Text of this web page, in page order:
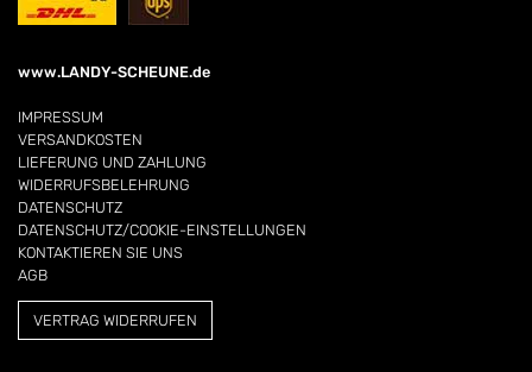
www.LANDY-SCHEUNE.de
IMPRESSUM
VERSANDKOSTEN
LIEFERUNG UND ZAHLUNG
WIDERRUFSBELEHRUNG
DATENSCHUTZ
DATENSCHUTZ/COOKIE-EINSTELLUNGEN
KONTAKTIEREN SIE UNS
AGB
VERTRAG WIDERRUFEN